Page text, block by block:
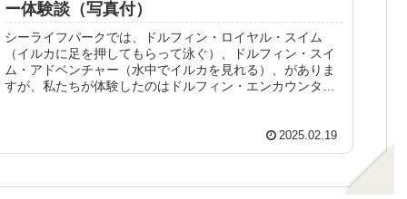
ー体験談（写真付）
シーライフパークでは、ドルフィン・ロイヤル・スイム
（イルカに足を押してもらって泳ぐ）、ドルフィン・スイ
ム・アドベンチャー（水中でイルカを見れる）、がありま
すが、私たちが体験したのはドルフィン・エンカウンター
2025.02.19